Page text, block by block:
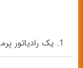
1. یک رادیاتور پرمصرف.